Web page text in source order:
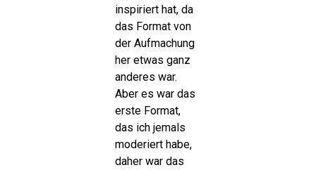
inspiriert hat, da
das Format von
der Aufmachung
her etwas ganz
anderes war.
Aber es war das
erste Format,
das ich jemals
moderiert habe,
daher war das